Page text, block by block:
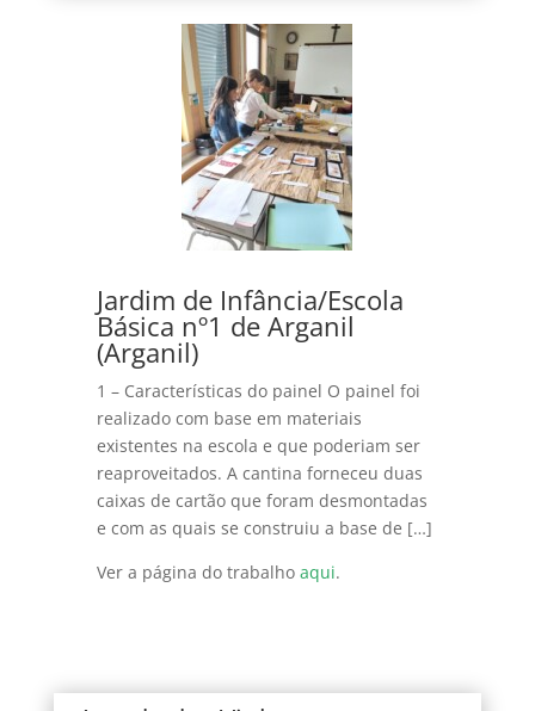
Jardim de Infância/Escola
Básica nº1 de Arganil
(Arganil)
1 – Características do painel O painel foi
realizado com base em materiais
existentes na escola e que poderiam ser
reaproveitados. A cantina forneceu duas
caixas de cartão que foram desmontadas
e com as quais se construiu a base de […]
Ver a página do trabalho aqui.